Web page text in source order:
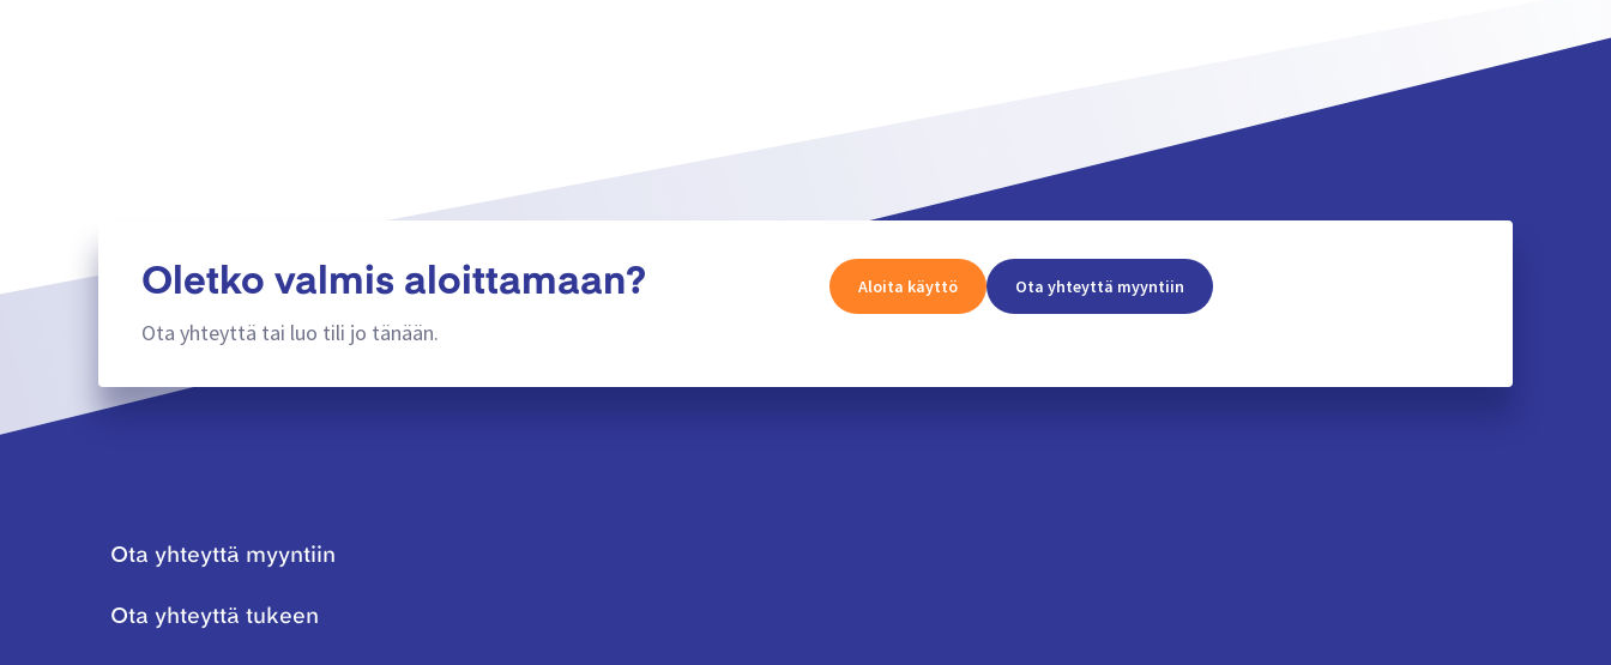
Oletko valmis aloittamaan?
Ota yhteyttä tai luo tili jo tänään.
Aloita käyttö Ota yhteyttä myyntiin
Ota yhteyttä myyntiin
Ota yhteyttä tukeen